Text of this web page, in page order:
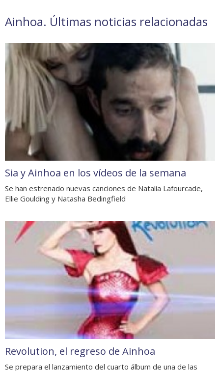
Ainhoa. Últimas noticias relacionadas
Sia y Ainhoa en los vídeos de la semana
Se han estrenado nuevas canciones de Natalia Lafourcade,
Ellie Goulding y Natasha Bedingfield
Revolution, el regreso de Ainhoa
Se prepara el lanzamiento del cuarto álbum de una de las